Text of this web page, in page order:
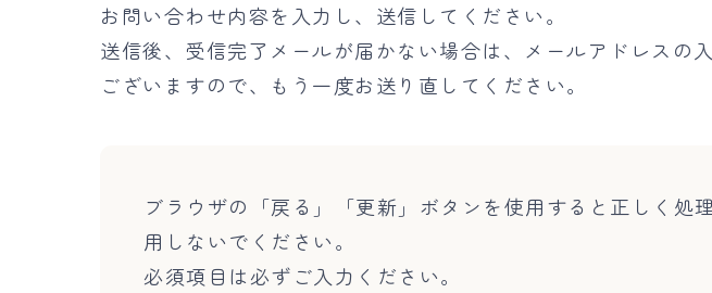
お問い合わせ内容を入力し、送信してください。
送信後、受信完了メールが届かない場合は、メールアドレスの
ございますので、もう一度お送り直してください。
ブラウザの「戻る」「更新」ボタンを使用すると正しく処
用しないでください。
必須項目は必ずご入力ください。